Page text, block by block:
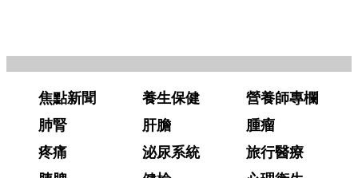
焦點新聞 養生保健
營養師專欄
肺腎
肝膽
腫瘤
疼痛
泌尿系統
旅行醫療